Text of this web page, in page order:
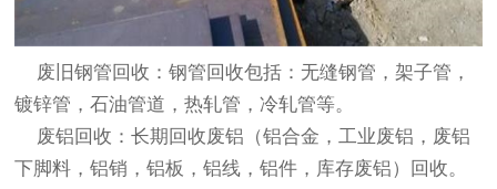
废旧钢管回收 ：钢管回收包括：无缝钢管，架子管，
镀锌管，石油管道，热轧管，冷轧管等。
废铝回收 ：长期回收废铝（铝合金，工业废铝，废铝
下脚料，铝销，铝板，铝线，铝件，库存废铝）回收。